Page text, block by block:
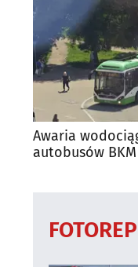
Awaria
autobusów